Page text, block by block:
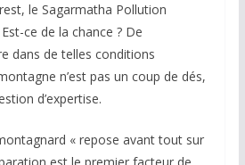
le Sagarmatha Pollution
ce de la chance ? De
dans de telles conditions
n’est pas un coup de dés,
d’expertise.
« repose avant tout sur